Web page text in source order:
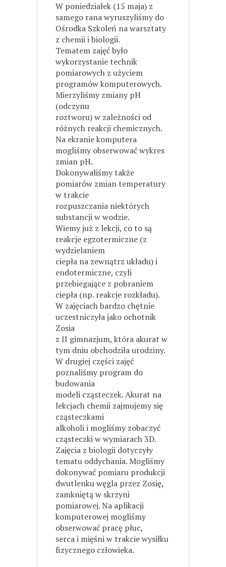
W poniedziałek (15 maja) z
samego rana wyruszyliśmy do
Ośrodka Szkoleń na warsztaty
z chemii i biologii.
Tematem zajęć było
wykorzystanie technik
pomiarowych z użyciem
programów komputerowych.
Mierzyliśmy zmiany pH
(odczynu
roztworu) w zależności od
różnych reakcji chemicznych.
Na ekranie komputera
mogliśmy obserwować wykres
zmian pH.
Dokonywaliśmy także
pomiarów zmian temperatury
w trakcie
rozpuszczania niektórych
substancji w wodzie.
Wiemy już z lekcji, co to są
reakcje egzotermiczne (z
wydzielaniem
ciepła na zewnątrz układu) i
endotermiczne, czyli
przebiegające z pobraniem
ciepła (np. reakcje rozkładu).
W zajęciach bardzo chętnie
uczestniczyła jako ochotnik
Zosia
z II gimnazjum, która akurat w
tym dniu obchodziła urodziny.
W drugiej części zajęć
poznaliśmy program do
budowania
modeli cząsteczek. Akurat na
lekcjach chemii zajmujemy się
cząsteczkami
alkoholi i mogliśmy zobaczyć
cząsteczki w wymiarach 3D.
Zajęcia z biologii dotyczyły
tematu oddychania. Mogliśmy
dokonywać pomiaru produkcji
dwutlenku węgla przez Zosię,
zamkniętą w skrzyni
pomiarowej. Na aplikacji
komputerowej mogliśmy
obserwować pracę płuc,
serca i mięśni w trakcie wysiłku
fizycznego człowieka.